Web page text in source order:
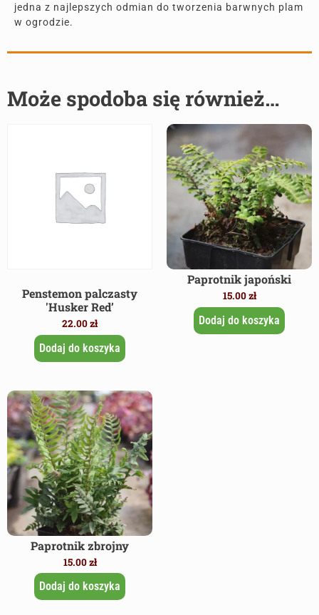
jedna z najlepszych odmian do tworzenia barwnych plam
w ogrodzie.
Może spodoba się również…
Penstemon palczasty
'Husker Red’
22.00zł
Dodaj do koszyka
Paprotnik japoński
15.00zł
Dodaj do koszyka
Paprotnik zbrojny
15.00zł
Dodaj do koszyka